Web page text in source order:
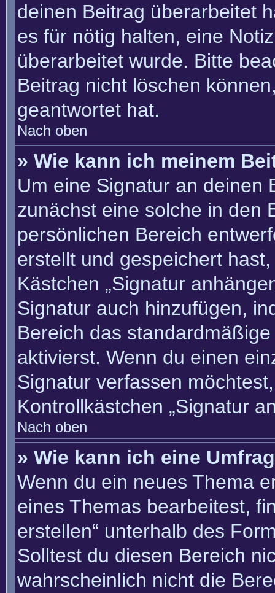
deinen Beitrag überarbeitet
es für nötig halten, eine
überarbeitet wurde. Bitte
Beitrag nicht löschen
geantwortet hat.
Nach oben
» Wie kann ich meinem
Um eine Signatur an deinen
zunächst eine solche in den
persönlichen Bereich
erstellt und gespeichert
Kästchen „Signatur
Signatur auch hinzufügen,
Bereich das
aktivierst. Wenn du einen
Signatur verfassen
Kontrollkästchen „Signatur
Nach oben
» Wie kann ich eine
Wenn du ein neues Thema
eines Themas bearbeitest,
erstellen“ unterhalb des
Solltest du diesen Bereich
wahrscheinlich nicht die